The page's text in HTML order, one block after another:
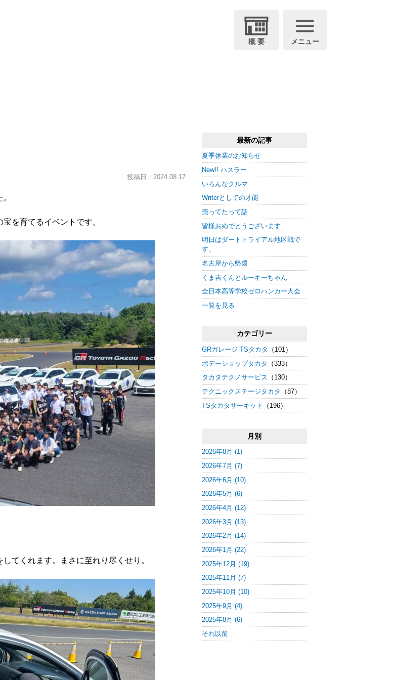
概 要 メニュー
投稿日：2024.08.17
を育てるイベントです。
てくれます。まさに至れり尽くせり。
最新の記事
夏季休業のお知らせ
New!! ハスラー
いろんなクルマ
Writerとしての才能
売ってたって話
皆様おめでとうございます
明日はダートトライアル地区戦で
す。
名古屋から帰還
くま吉くんとルーキーちゃん
全日本高等学校ゼロハンカー大会
一覧を見る
カテゴリー
GRガレージ TSタカタ
（101）
ボデーショップタカタ
（333）
タカタテクノサービス （130）
テクニックステージタカタ
（87）
TSタカタサーキット
（196）
月別
2026年8月 (1)
2026年7月 (7)
2026年6月 (10)
2026年5月 (6)
2026年4月 (12)
2026年3月 (13)
2026年2月 (14)
2026年1月 (22)
2025年12月 (19)
2025年11月 (7)
2025年10月 (10)
2025年9月 (4)
2025年8月 (6)
それ以前